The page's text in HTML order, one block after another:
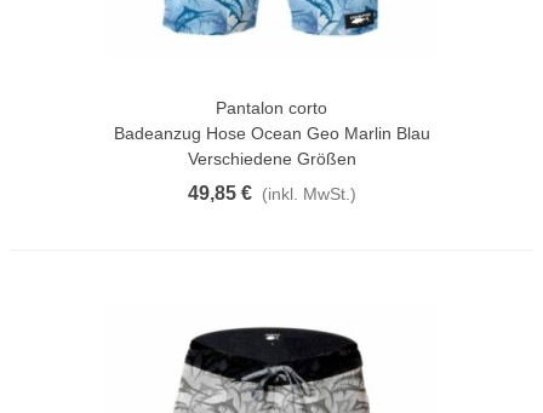
Pantalon corto
Badeanzug Hose Ocean Geo Marlin Blau
Verschiedene Größen
49,85 € (inkl. MwSt.)